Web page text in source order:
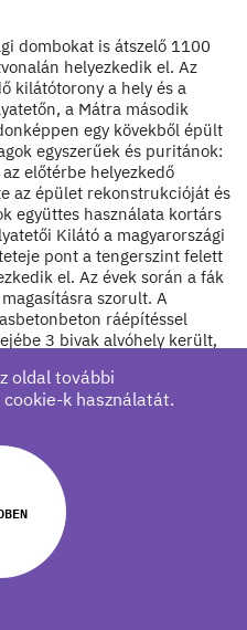
dombokat is átszelő 1100
helyezkedik el. Az
kilátótorony a hely és a
a Mátra második
egy kövekből épült
egyszerűek és puritánok:
előtérbe helyezkedő
az épület rekonstrukcióját és
együttes használata kortárs
Kilátó a magyarországi
pont a tengerszint felett
el. Az évek során a fák
szorult. A
ráépítéssel
3 bivak alvóhely került,
a túrázóknak, akik alig
az útjuk során. A jelentős
tömegét és az azt
lazán szőtt rozsdamentes
A projekt a
sorozatának újabb
oldal további
cookie-k használatát.